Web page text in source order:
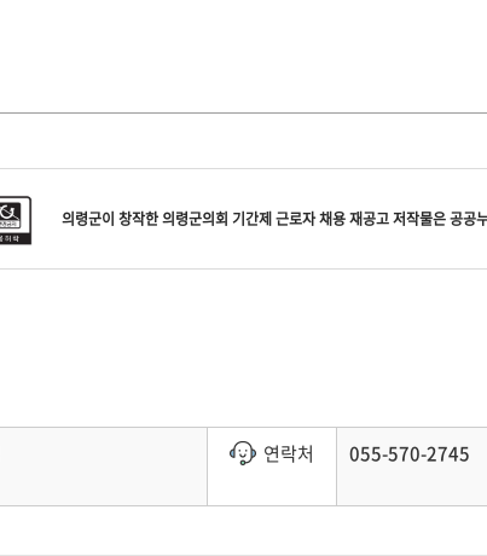
의령군이 창작한의령군의회 기간제 근로자 채용 재공고저작물은 공공
연락처 055-570-2745